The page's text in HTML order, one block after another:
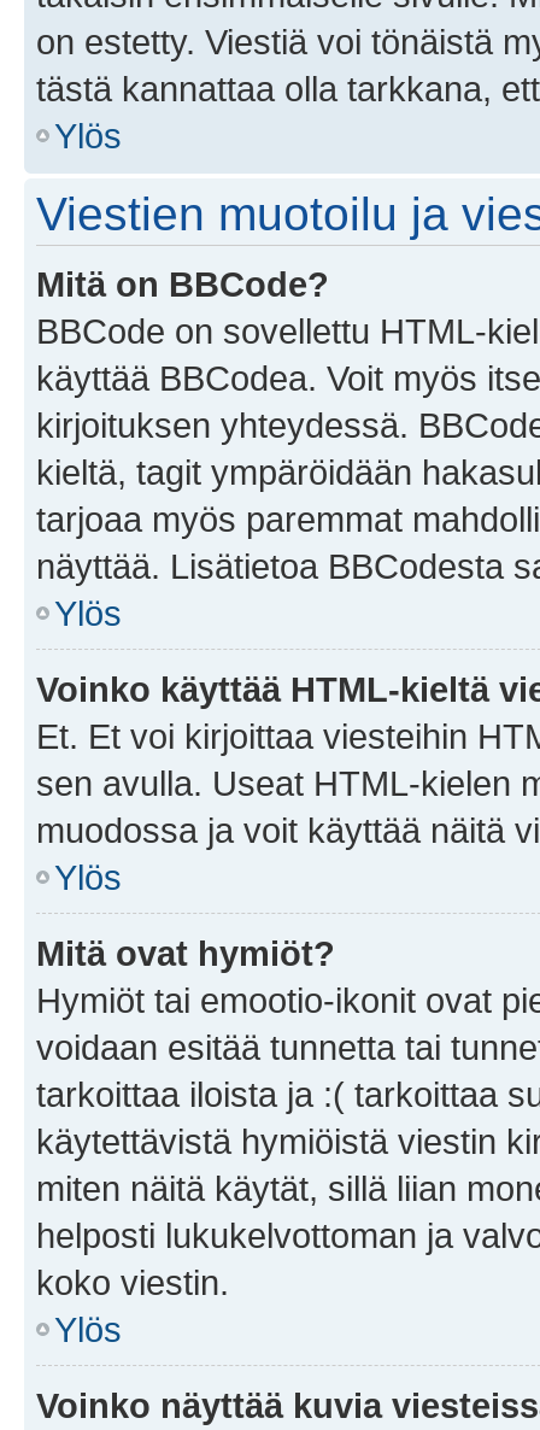
on estetty. Viestiä voi tönäistä
tästä kannattaa olla tarkkana,
Ylös
Viestien muotoilu ja
Mitä on BBCode?
BBCode on sovellettu HTML-
käyttää BBCodea. Voit myös
kirjoituksen yhteydessä.
kieltä, tagit ympäröidään
tarjoaa myös paremmat
näyttää. Lisätietoa BBCodesta
Ylös
Voinko käyttää HTML-kieltä
Et. Et voi kirjoittaa viesteihin
sen avulla. Useat HTML-kielen
muodossa ja voit käyttää näitä
Ylös
Mitä ovat hymiöt?
Hymiöt tai emootio-ikonit ovat
voidaan esitää tunnetta tai
tarkoittaa iloista ja :( tarkoittaa
käytettävistä hymiöistä viestin
miten näitä käytät, sillä liian
helposti lukukelvottoman ja
koko viestin.
Ylös
Voinko näyttää kuvia